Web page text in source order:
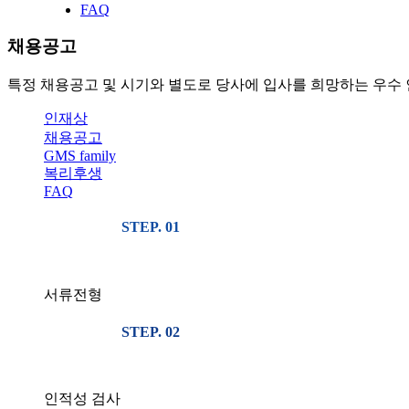
FAQ
채용공고
특정 채용공고 및 시기와 별도로 당사에 입사를 희망하는 우수
인재상
채용공고
GMS family
복리후생
FAQ
STEP. 01
서류전형
STEP. 02
인적성 검사